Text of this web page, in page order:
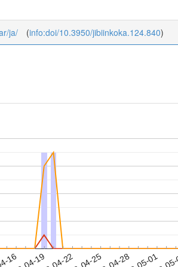
ja/ (info:doi/10.3950/jibiinkoka.124.840)